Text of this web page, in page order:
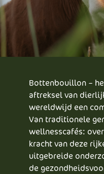
Bottenbouillon –
aftreksel van
wereldwijd een
Van traditionele
wellnesscafés:
kracht van deze
uitgebreide
de